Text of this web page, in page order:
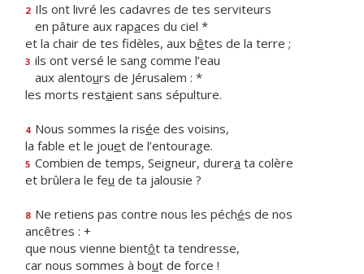
2 Ils ont livré les cadavres de tes serviteurs
en pâture aux rapaces du ciel *
et la chair de tes fidèles, aux bêtes de la terre ;
3 ils ont versé le sang comme l’eau
aux alentours de Jérusalem : *
les morts restaient sans sépulture.
4 Nous sommes la risée des voisins,
la fable et le jouet de l’entourage.
5 Combien de temps, Seigneur, durera ta colère
et brûlera le feu de ta jalousie ?
8 Ne retiens pas contre nous les péchés de nos
ancêtres : +
que nous vienne bientôt ta tendresse,
car nous sommes à bout de force !